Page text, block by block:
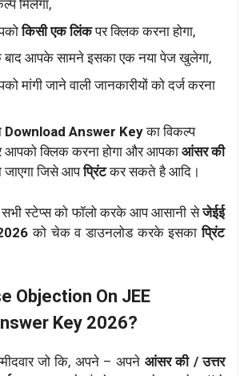
मिलेगा,
किसी एक लिंकपर क्लिक करना होगा,
आपके सामने इसका एक नया पेज खुलेगा,
मांगी जाने वाली जानकारीयों को दर्ज करना
Download Answer Keyका विकल्प
आपको क्लिक करना होगा और आपका आंसर की
जाएगा जिसे आपप्रिंटकर सकते है आदि।
सभी स्टेप्स को फॉलो करके आप आसानी सेजेईई
को चेक व डाउनलोड करके इसकाप्रिंट
Objection On JEE
Key 2026?
जो कि, अपने – अपने आंसर की / उत्तर